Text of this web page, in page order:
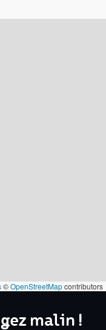
©OpenStreetMapcontributors
malin !